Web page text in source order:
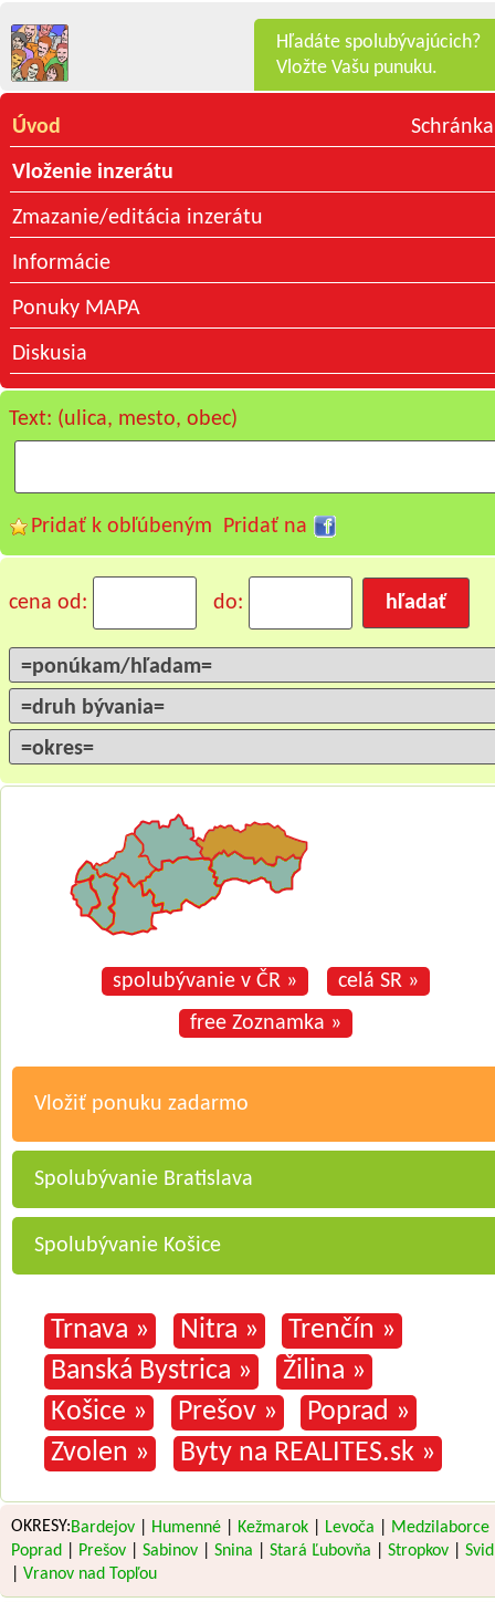
Hľadáte spolubývajúcich?
Vložte Vašu punuku.
Úvod
Vloženie inzerátu
Zmazanie/editácia inzerátu
Informácie
Ponuky MAPA
Diskusia
Text: (ulica, mesto, obec)
Pridať k obľúbeným Pridať na
cena od: do:
spolubývanie v ČR »
celá SR »
free Zoznamka »
Vložiť ponuku zadarmo
Spolubývanie Bratislava
Spolubývanie Košice
Trnava » Nitra »
Trenčín »
Banská Bystrica »
Žilina »
Košice »
Prešov »
Poprad »
Zvolen »
Byty na REALITES.sk »
OKRESY:Bardejov Humenné Kežmarok Levoča Medzilaborce
Poprad
Prešov Sabinov Snina Stará Ľubovňa Stropkov
Vranov nad Topľou